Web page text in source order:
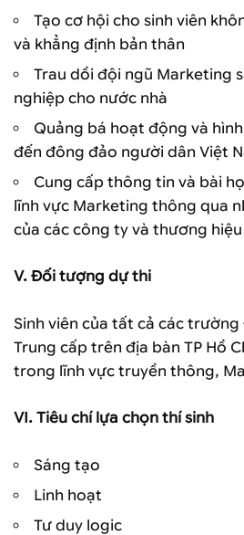
Tạo cơ hội cho sinh viên
và khẳng định bản thân
Trau dồi đội ngũ Marketing
nghiệp cho nước nhà
Quảng bá hoạt động và
đến đông đảo người dân Việt
Cung cấp thông tin và bài
lĩnh vực Marketing thông qua
của các công ty và thương
V. Đối tượng dự thi
Sinh viên của tất cả các
Trung cấp trên địa bàn TP Hồ
trong lĩnh vực truyền thông,
VI. Tiêu chí lựa chọn thí sinh
Sáng tạo
Linh hoạt
Tư duy logic